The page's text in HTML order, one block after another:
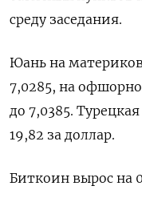
среду заседания.
Юань на
7,0285​, на
до 7,0385.
19,82 за доллар.
Биткоин вырос на